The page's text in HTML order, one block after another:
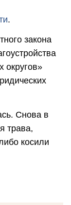
.
закона
округов»
Снова в
трава,
косили